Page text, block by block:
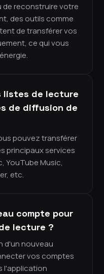
de reconstruire votre
des outils comme
de transférer vos
ce qui vous
listes de lecture
de diffusion de
pouvez transférer
principaux services
YouTube Music,
etc.
compte pour
lecture ?
d'un nouveau
vos comptes
l'application